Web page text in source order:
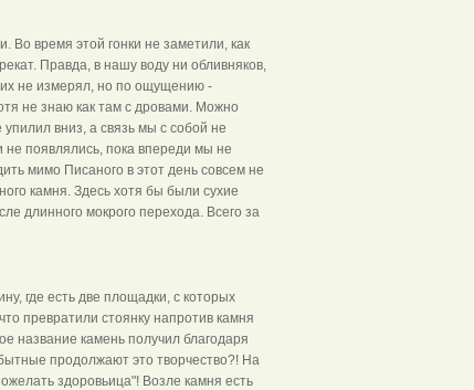
Во время этой гонки не заметили, как
Правда, в нашу воду ни обливняков,
не измерял, но по ощущению -
не знаю как там с дровами. Можно
вниз, а связь мы с собой не
не появлялись, пока впереди мы не
мимо Писаного в этот день совсем не
камня. Здесь хотя бы были сухие
длинного мокрого перехода. Всего за
где есть две площадки, с которых
превратили стоянку напротив камня
название камень получил благодаря
продолжают это творчество?! На
здоровьица"! Возле камня есть